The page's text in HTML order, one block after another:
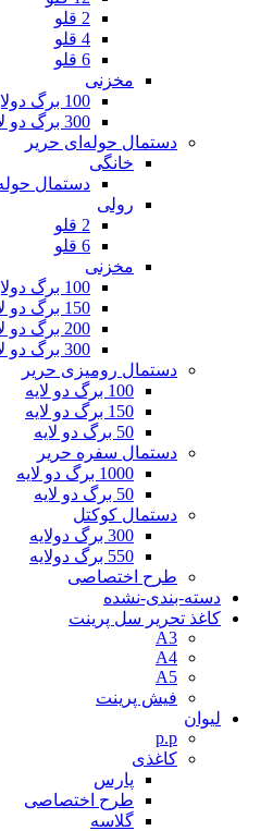
2 قلو
4 قلو
6 قلو
مخزنی
100 برگ دولایه(هیمالیا)
300 برگ دو لایه(هاوایی)
دستمال حوله‌ای حریر
خانگی
دستمال
رولی
2 قلو
6 قلو
مخزنی
100 برگ دولایه(نیلیا)
150 برگ دو لایه(مانا)
200 برگ دو لایه
300 برگ دو لایه
دستمال رومیزی حریر
100 برگ دو لایه
150 برگ دو لایه
50 برگ دو لایه
دستمال سفره حریر
1000 برگ دو لایه
50 برگ دو لایه
دستمال کوکتل
300 برگ دولایه
550 برگ دولایه
طرح اختصاصی
دسته-بندی-نشده
کاغذ تحریر سل پرینت
A3
A4
A5
فیش پرینت
لیوان
p.p
کاغذی
پارس
طرح اختصاصی
گلاسه